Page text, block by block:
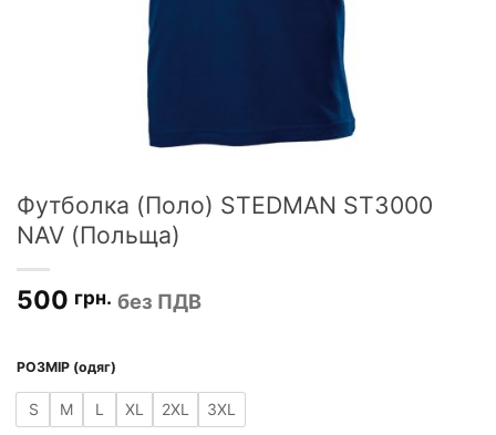
Футболка (Поло) STEDMAN ST3000
NAV (Польща)
500 грн. без ПДВ
РОЗМІР (одяг)
S M L XL 2XL 3XL